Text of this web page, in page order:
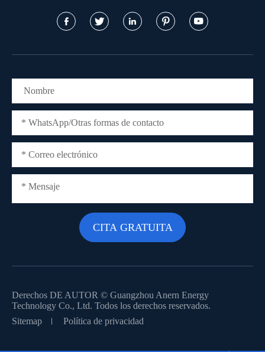
    
Derechos DE AUTOR © Guangzhou Anern Energy
Technology Co., Ltd. Todos los derechos reservados.
Sitemap
Política de privacidad